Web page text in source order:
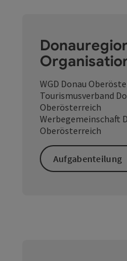
WGD Donau
Tourismusverband
Oberösterreich
Werbegemeinschaft
Oberösterreich
Aufgabenteilung